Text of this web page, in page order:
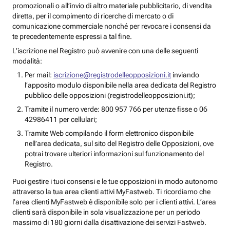
promozionali o all’invio di altro materiale pubblicitario, di vendita
diretta, per il compimento di ricerche di mercato o di
comunicazione commerciale nonché per revocare i consensi da
te precedentemente espressi a tal fine.
L’iscrizione nel Registro può avvenire con una delle seguenti
modalità:
Per mail: iscrizione@registrodelleopposizioni.it inviando
l’apposito modulo disponibile nella area dedicata del Registro
pubblico delle opposizioni (registrodelleopposizioni.it);
Tramite il numero verde: 800 957 766 per utenze fisse o 06
42986411 per cellulari;
Tramite Web compilando il form elettronico disponibile
nell’area dedicata, sul sito del Registro delle Opposizioni, ove
potrai trovare ulteriori informazioni sul funzionamento del
Registro.
Puoi gestire i tuoi consensi e le tue opposizioni in modo autonomo
attraverso la tua area clienti attivi MyFastweb. Ti ricordiamo che
l’area clienti MyFastweb è disponibile solo per i clienti attivi. L’area
clienti sarà disponibile in sola visualizzazione per un periodo
massimo di 180 giorni dalla disattivazione dei servizi Fastweb.